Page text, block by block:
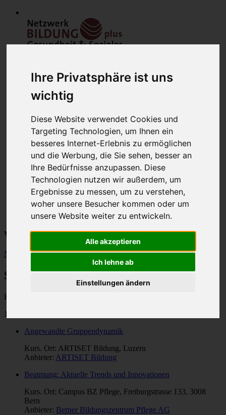
Ihre Privatsphäre ist uns
wichtig
Diese Website verwendet Cookies und
Targeting Technologien, um Ihnen ein
besseres Internet-Erlebnis zu ermöglichen
und die Werbung, die Sie sehen, besser an
Ihre Bedürfnisse anzupassen. Diese
Technologien nutzen wir außerdem, um
Ergebnisse zu messen, um zu verstehen,
woher unsere Besucher kommen oder um
unsere Website weiter zu entwickeln.
Alle akzeptieren
Ich lehne ab
Einstellungen ändern
Home
Modulfinder
Veranstaltungen
Netzwerk
Bildungsanbieter
Mitglieder
Mitglied werden
Werbung schalten
über uns
Kontakt
Lounge
Weiterbildungen im Gesundheitswesen
Neue Suche
Suchresultate
Kategorie: "
128 Treffer
Angewandte Gruppendynamik
Kurs. Ort: ARTISET Bildung, Luzern
Anbieter: ARTISET Bildung
Beatmung: Aktuelle Trends und Innovationen
Kurs. Ort: Campus BZ Pflege, Freiburgstrasse 133, 3008
Bern
Anbieter: Berner Bildungszentrum Pflege AG